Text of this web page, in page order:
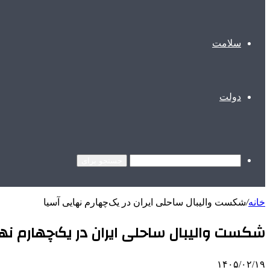
سلامت
دولت
خانه/شکست والیبال ساحلی ایران در یک‌چهارم نهایی آسیا
شکست والیبال ساحلی ایران در یک‌چهارم
۱۴۰۵/۰۲/۱۹